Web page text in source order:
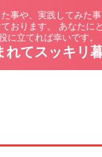
事や、実践してみた
おります。 あなたに
に立てれば幸いです。
れてスッキリ